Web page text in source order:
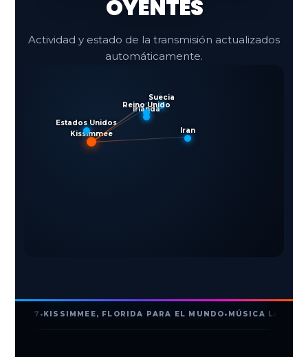
OYENTES
Actividad y estado de la transmisión actualizados
automáticamente.
Kissimmee
Estados Unidos
Iran
Irlanda
Suecia
Reino Unido
FLORIDA PARA EL MUNDO•MÚSICA LATINA •NOTICIAS